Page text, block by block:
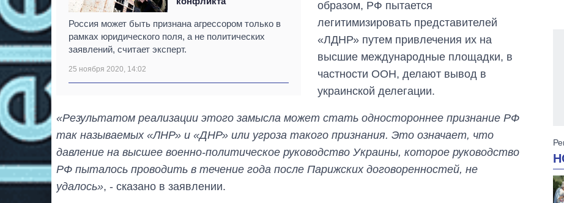
Россия может быть признана агрессором только в
рамках юридического поля, а не политических
заявлений, считает эксперт.
25 ноября 2020, 14:02
образом, РФ пытается
легитимизировать представителей
«ЛДНР» путем привлечения их на
высшие международные площадки, в
частности ООН, делают вывод в
украинской делегации.
«Результатом реализации этого замысла может стать одностороннее признание РФ
так называемых «ЛНР» и «ДНР» или угроза такого признания. Это означает, что
давление на высшее военно-политическое руководство Украины, которое руководство
РФ пыталось проводить в течение года после Парижских договоренностей, не
удалось», - сказано в заявлении.
От 1 месяца – до 5
лет: кто и как долго